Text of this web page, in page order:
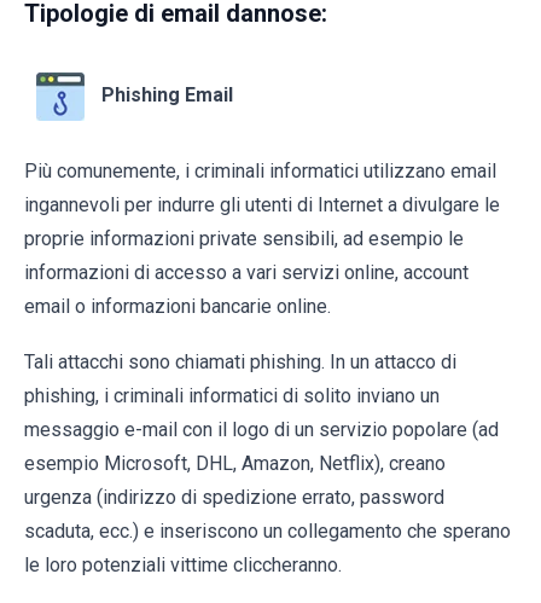
Tipologie di email dannose:
Phishing Email
Più comunemente, i criminali informatici utilizzano email
ingannevoli per indurre gli utenti di Internet a divulgare le
proprie informazioni private sensibili, ad esempio le
informazioni di accesso a vari servizi online, account
email o informazioni bancarie online.
Tali attacchi sono chiamati phishing. In un attacco di
phishing, i criminali informatici di solito inviano un
messaggio e-mail con il logo di un servizio popolare (ad
esempio Microsoft, DHL, Amazon, Netflix), creano
urgenza (indirizzo di spedizione errato, password
scaduta, ecc.) e inseriscono un collegamento che sperano
le loro potenziali vittime cliccheranno.